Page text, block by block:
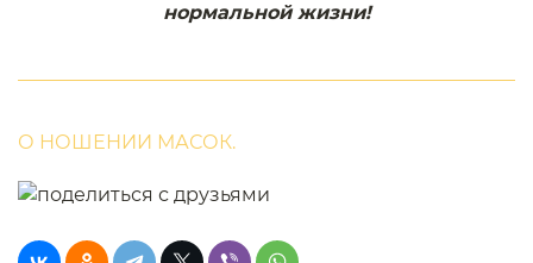
нормальной жизни!
О НОШЕНИИ МАСОК.